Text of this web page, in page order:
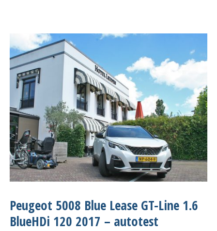
Peugeot 5008 Blue Lease GT-Line 1.6
BlueHDi 120 2017 – autotest